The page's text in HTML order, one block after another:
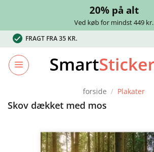
20% på alt
Ved køb for mindst 449 kr.
Fortsæt
til
indhold
FRAGT FRA 35 KR.
forside / Plakater
Skov dækket med mos